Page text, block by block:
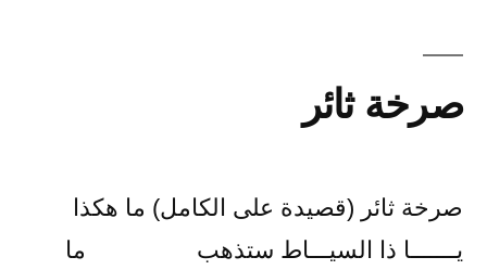
صرخة ثائر
صرخة ثائر (قصيدة على الكامل) ما هكذا
يـــــــا ذا السيـــاط ستذهب ما